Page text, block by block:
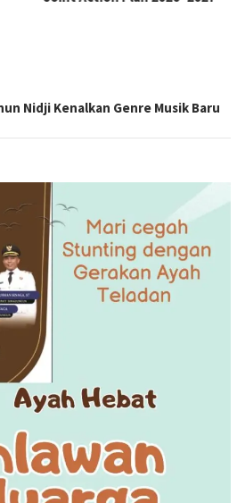
Nidji Kenalkan Genre Musik Baru